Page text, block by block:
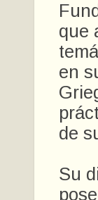
que
en
de
Su